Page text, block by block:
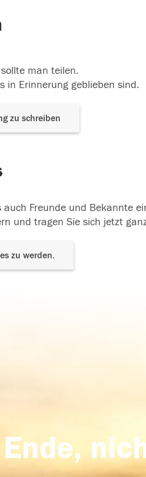
man teilen.
in Erinnerung geblieben sind.
zu schreiben
Freunde und Bekannte
und tragen Sie sich jetzt
zu werden.